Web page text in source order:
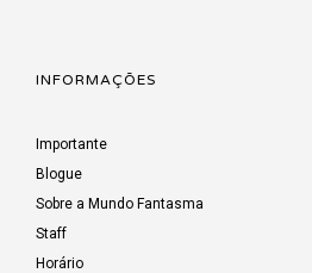
INFORMAÇÕES
Importante
Blogue
Sobre a Mundo Fantasma
Staff
Horário